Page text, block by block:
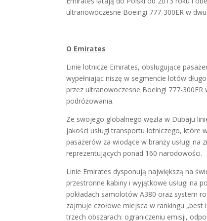
ultranowoczesne Boeingi 777-300ER w
O Emirates
Linie lotnicze Emirates, obsługujące
wypełniając niszę w segmencie lotów
przez ultranowoczesne Boeingi 777-
podróżowania.
Ze swojego globalnego węzła w Dubaju
jakości usługi transportu lotniczego, które
pasażerów za wiodące w branży usługi na
reprezentujących ponad 160 narodowości.
Linie Emirates dysponują największą na
przestronne kabiny i wyjątkowe usługi na
pokładach samolotów A380 oraz system
zajmuje czołowe miejsca w rankingu „best
trzech obszarach: ograniczeniu emisji,